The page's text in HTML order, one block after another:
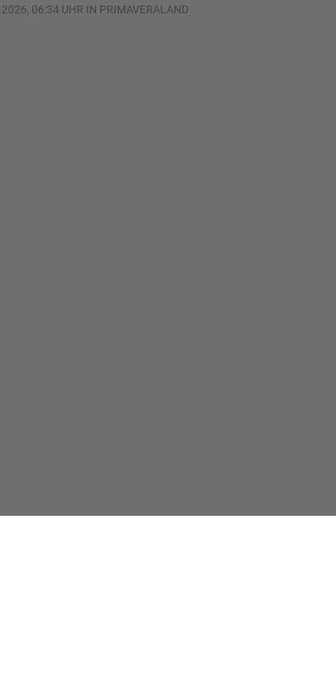
06:34 UHR IN PRIMAVERALAND